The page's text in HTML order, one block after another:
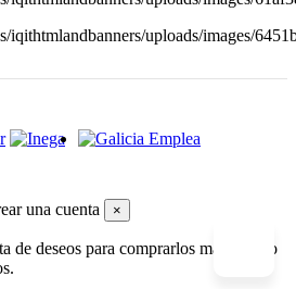
una cuenta ×
de deseos para comprarlos más tarde o